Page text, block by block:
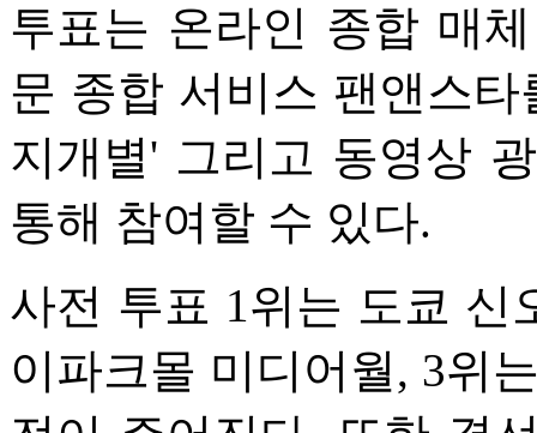
투표는 온라인 종합 매
문 종합 서비스 팬앤스
지개별' 그리고 동영상
통해 참여할 수 있다.
사전 투표 1위는 도쿄 신
이파크몰 미디어월, 3위